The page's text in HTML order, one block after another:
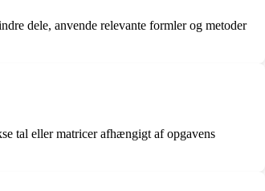
dele, anvende relevante formler og metoder
tal eller matricer afhængigt af opgavens